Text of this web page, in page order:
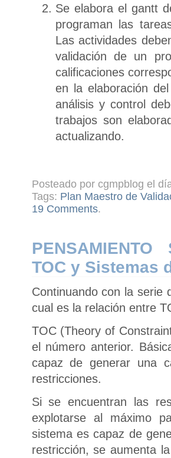
Se elabora el gantt
programan las
Las actividades
validación de un
calificaciones
en la elaboración
análisis y control
trabajos son
actualizando.
Posteado por cgmpblog el
Tags: Plan Maestro de
19 Comments.
TOC y Sistemas
Continuando con la serie
cual es la relación entre
TOC (Theory of
el número anterior.
capaz de generar una
restricciones.
Si se encuentran las
explotarse al máximo
sistema es capaz de
restricción, se aumenta